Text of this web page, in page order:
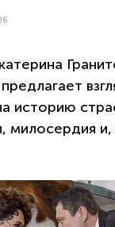
историю
милосердия